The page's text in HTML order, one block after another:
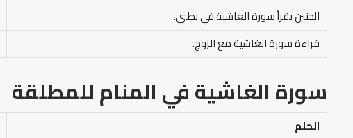
الجنين يقرأ سورة الغاشية في بطني.
قراءة سورة الغاشية مع الزوج.
سورة الغاشية في المنامللمطلقة
الحلم